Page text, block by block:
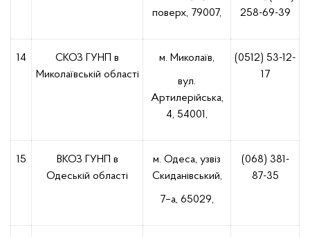
поверх, 79007,
258-69-39
14
СКОЗ ГУНП в
Миколаївській області
м. Миколаїв,
вул.
Артилерійська,
4, 54001,
(0512) 53-12-
17
15
ВКОЗ ГУНП в
Одеській області
м. Одеса, узвіз
Скиданівський,
7–а, 65029,
(068) 381-
87-35